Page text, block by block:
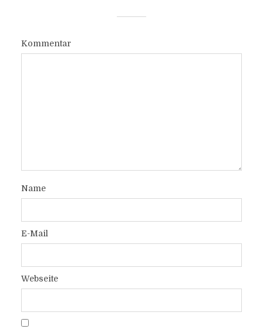
Kommentar
Name
E-Mail
Webseite